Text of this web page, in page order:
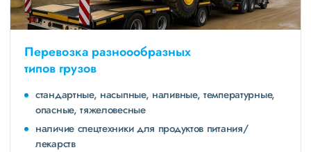
Перевозка разноообразных
типов грузов
стандартные, насыпные, наливные, температурные,
опасные, тяжеловесные
наличие спецтехники для продуктов питания/
лекарств